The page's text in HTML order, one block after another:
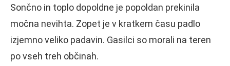
Sončno in toplo dopoldne je popoldan prekinila
močna nevihta. Zopet je v kratkem času padlo
izjemno veliko padavin. Gasilci so morali na teren
po vseh treh občinah.